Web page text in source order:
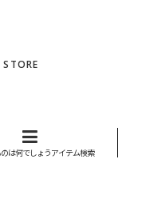
は何でしょうアイテム検索